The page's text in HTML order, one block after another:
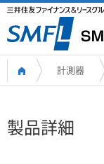
計測器
製品詳細